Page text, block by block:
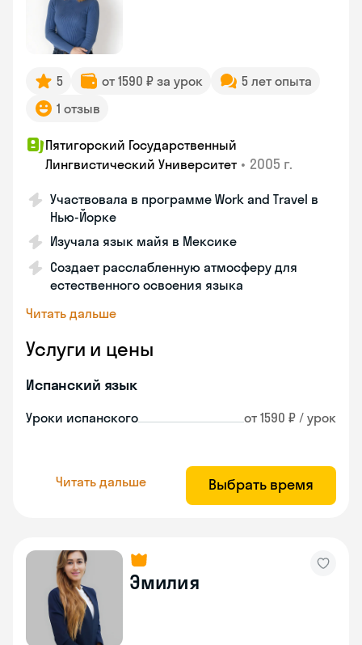
5 от 1590 ₽ за урок
5 лет опыта
1 отзыв
Пятигорский Государственный
Лингвистический Университет • 2005 г.
Участвовала в программе Work and Travel в
Нью-Йорке
Изучала язык майя в Мексике
Создает расслабленную атмосферу для
естественного освоения языка
Читать дальше
Услуги и цены
Испанский язык
Уроки испанского от 1590 ₽ / урок
Читать дальше Выбрать время
Эмилия